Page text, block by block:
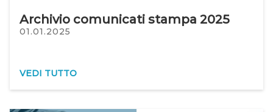
Archivio comunicati stampa 2025
01.01.2025
VEDI TUTTO